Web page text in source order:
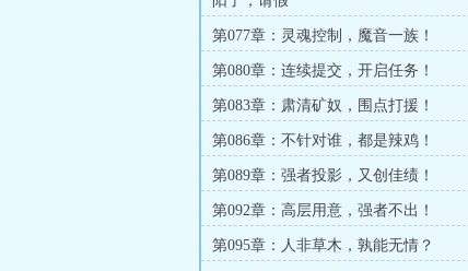
第077章：灵魂控制，魔音一族！
第080章：连续提交，开启任务！
第083章：肃清矿奴，围点打援！
第086章：不针对谁，都是辣鸡！
第089章：强者投影，又创佳绩！
第092章：高层用意，强者不出！
第095章：人非草木，孰能无情？